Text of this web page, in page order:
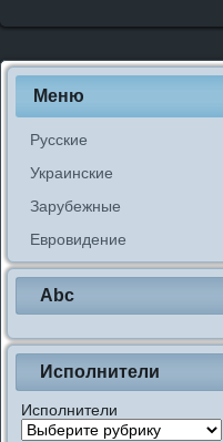
Меню
Русские
Украинские
Зарубежные
Евровидение
Abc
Исполнители
Исполнители